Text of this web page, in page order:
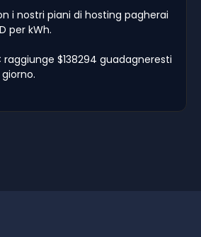
i nostri piani di hosting pagherai
per kWh.
raggiunge $138294 guadagneresti